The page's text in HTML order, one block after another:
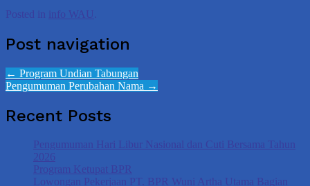
Posted in info WAU
Post navigation
← Program Undian Tabungan
Pengumuman Perubahan Nama →
Recent Posts
Pengumuman Hari Libur Nasional dan Cuti Bersama Tahun
2026
Program Ketupat BPR
Lowongan Pekerjaan PT. BPR Wuni Artha Utama Bagian